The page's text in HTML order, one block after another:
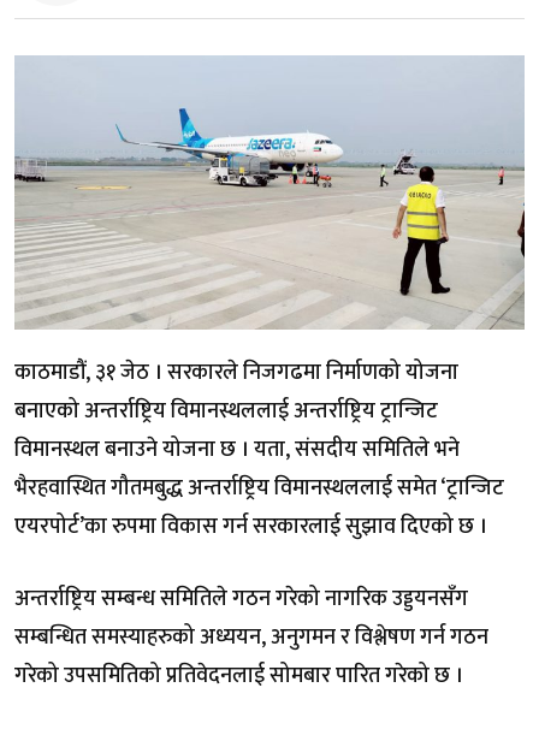
काठमाडौं, ३१ जेठ । सरकारले निजगढमा निर्माणको योजना
बनाएको अन्तर्राष्ट्रिय विमानस्थललाई अन्तर्राष्ट्रिय ट्रान्जिट
विमानस्थल बनाउने योजना छ । यता, संसदीय समितिले भने
भैरहवास्थित गौतमबुद्ध अन्तर्राष्ट्रिय विमानस्थललाई समेत ‘ट्रान्जिट
एयरपोर्ट’का रुपमा विकास गर्न सरकारलाई सुझाव दिएको छ ।
अन्तर्राष्ट्रिय सम्बन्ध समितिले गठन गरेको नागरिक उड्डयनसँग
सम्बन्धित समस्याहरुको अध्ययन, अनुगमन र विश्लेषण गर्न गठन
गरेको उपसमितिको प्रतिवेदनलाई सोमबार पारित गरेको छ ।